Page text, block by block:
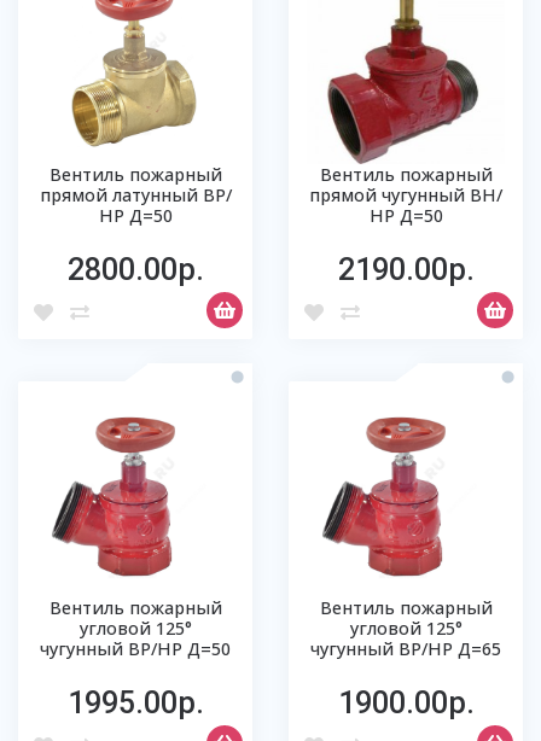
Вентиль пожарный
прямой латунный ВР/
НР Д=50
2800.00р.
Вентиль пожарный
прямой чугунный ВН/
НР Д=50
2190.00р.
Вентиль пожарный
угловой 125°
чугунный ВР/НР Д=50
1995.00р.
Вентиль пожарный
угловой 125°
чугунный ВР/НР Д=65
1900.00р.